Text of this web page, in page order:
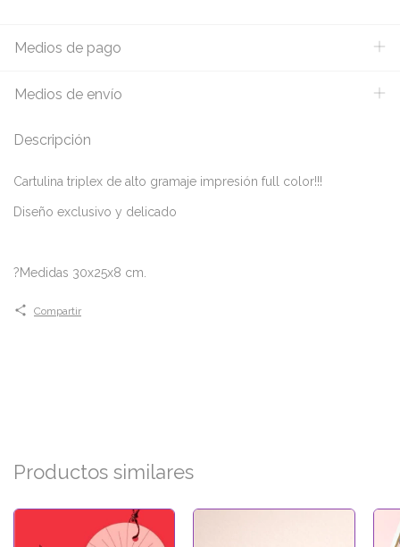
Medios de pago
Medios de envío
Descripción
Cartulina triplex de alto gramaje impresión full color!!!
Diseño exclusivo y delicado
?Medidas 30x25x8 cm.
Compartir
Productos similares